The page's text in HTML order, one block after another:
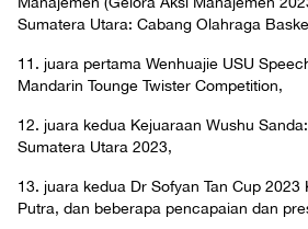
Sumatera Utara: Cabang Olahraga
11. juara pertama Wenhuajie USU
Mandarin Tounge Twister Competition,
12. juara kedua Kejuaraan Wushu
Sumatera Utara 2023,
13. juara kedua Dr Sofyan Tan Cup 2023
Putra, dan beberapa pencapaian dan